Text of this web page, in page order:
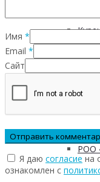
РОО
Имя *
Email *
Сайт
Я даю согласие на
ознакомлен с